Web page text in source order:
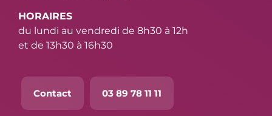
HORAIRES
du lundi au vendredi de 8h30 à 12h
et de 13h30 à 16h30
Contact 03 89 78 11 11